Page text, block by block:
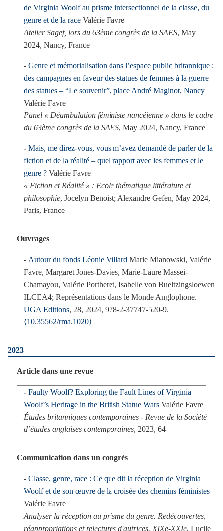
de Virginia Woolf au prisme intersectionnel de la classe, du
genre et de la race Valérie Favre
Atelier Sagef, lors du 63ème congrès de la SAES, May
2024, Nancy, France
Genre et mémorialisation dans l’espace public britannique :
des campagnes en faveur des statues de femmes à la guerre
des statues – “Le souvenir”, place André Maginot, Nancy
Valérie Favre
Panel « Déambulation féministe nancéienne » dans le cadre
du 63ème congrès de la SAES, May 2024, Nancy, France
Mais, me direz-vous, vous m’avez demandé de parler de la
fiction et de la réalité – quel rapport avec les femmes et le
genre ? Valérie Favre
« Fiction et Réalité » : Ecole thématique littérature et
philosophie, Jocelyn Benoist; Alexandre Gefen, May 2024,
Paris, France
Ouvrages
Autour du fonds Léonie Villard Marie Mianowski, Valérie
Favre, Margaret Jones-Davies, Marie-Laure Massei-
Chamayou, Valérie Portheret, Isabelle von Bueltzingsloewen
ILCEA4; Représentations dans le Monde Anglophone.
UGA Editions, 28, 2024, 978-2-37747-520-9.
⟨10.35562/rma.1020⟩
2023
Article dans une revue
Faulty Woolf? Exploring the Fault Lines of Virginia
Woolf’s Heritage in the British Statue Wars Valérie Favre
Études britanniques contemporaines - Revue de la Société
dʼétudes anglaises contemporaines, 2023, 64
Communication dans un congrès
Classe, genre, race : Ce que dit la réception de Virginia
Woolf et de son œuvre de la croisée des chemins féministes
Valérie Favre
Analyser la réception au prisme du genre. Redécouvertes,
réappropriations et relectures d'autrices. XIXe-XXIe, Lucile